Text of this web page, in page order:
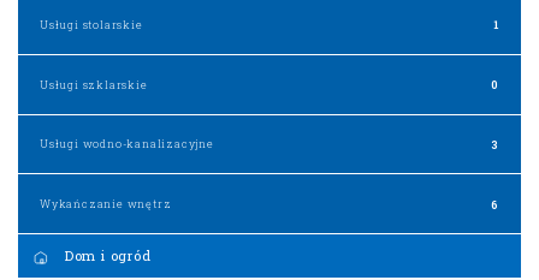
Usługi stolarskie 1
Usługi szklarskie 0
Usługi wodno-kanalizacyjne 3
Wykańczanie wnętrz 6
Dom i ogród